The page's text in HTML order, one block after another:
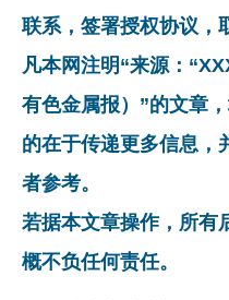
联系，签署授权协议，
凡本网注明“来源：
有色金属报）”的文章
的在于传递更多信息，
者参考。
若据本文章操作，所有
概不负任何责任。